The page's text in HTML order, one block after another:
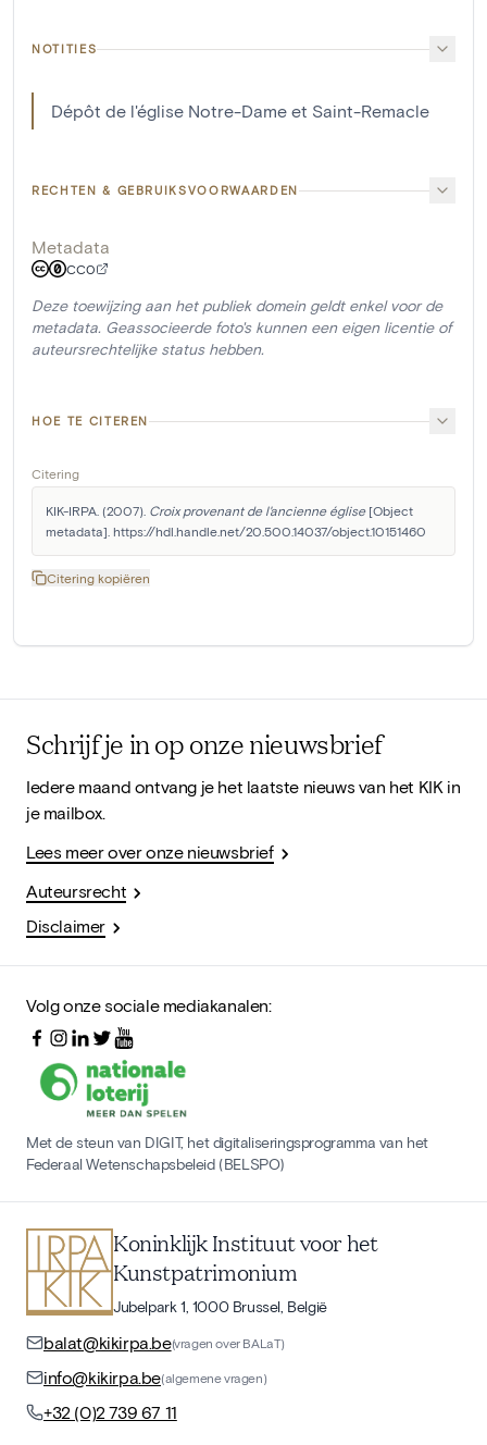
NOTITIES
Dépôt de l'église Notre-Dame et Saint-Remacle
RECHTEN & GEBRUIKSVOORWAARDEN
Metadata
CC0
Deze toewijzing aan het publiek domein geldt enkel voor de
metadata. Geassocieerde foto's kunnen een eigen licentie of
auteursrechtelijke status hebben.
HOE TE CITEREN
Citering
KIK-IRPA. (2007). Croix provenant de l'ancienne église [Object
metadata]. https://hdl.handle.net/20.500.14037/object.10151460
Citering kopiëren
Schrijf je in op onze nieuwsbrief
Iedere maand ontvang je het laatste nieuws van het KIK in
je mailbox.
Lees meer over onze nieuwsbrief
Auteursrecht
Disclaimer
Volg onze sociale mediakanalen:
Met de steun van DIGIT, het digitaliseringsprogramma van het
Federaal Wetenschapsbeleid (BELSPO)
Koninklijk Instituut voor het
Kunstpatrimonium
Jubelpark 1, 1000 Brussel, België
balat@kikirpa.be(vragen over BALaT)
info@kikirpa.be(algemene vragen)
+32 (0)2 739 67 11